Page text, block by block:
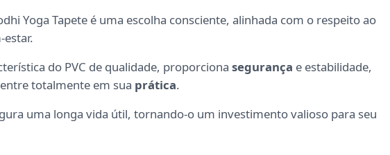
Yoga Tapete é uma escolha consciente, alinhada com o respeito ao
estar.
do PVC de qualidade, proporciona segurança e estabilidade,
totalmente em sua prática.
uma longa vida útil, tornando-o um investimento valioso para seu